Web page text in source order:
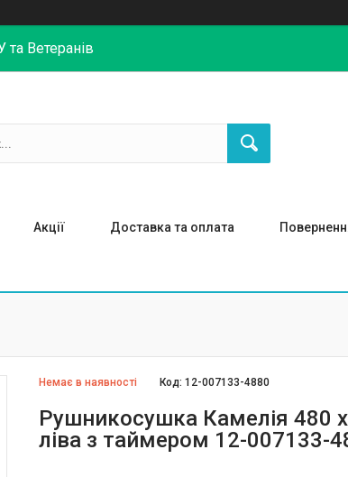
Ветеранів
Акції Доставка та оплата
Немає в наявності Код:12-007133-4880
Рушникосушка Камелія 480
ліва з таймером 12-007133-